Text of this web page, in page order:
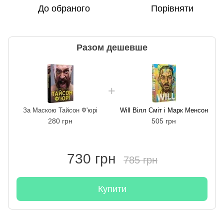
До обраного Порівняти
Разом дешевше
За Маскою Тайсон Ф'юрі
280 грн
Will Вілл Сміт і Марк Менсон
505 грн
730 грн 785 грн
Купити